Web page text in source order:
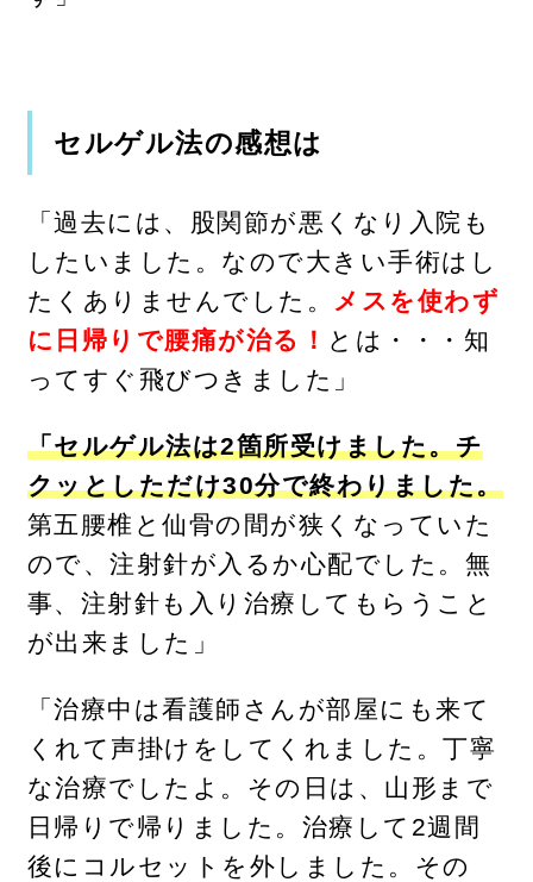
セルゲル法の感想は
「過去には、股関節が悪くなり入院も
したいました。なので大きい手術はし
たくありませんでした。
メスを使わず
に日帰りで腰痛が治る！ とは・・・知
ってすぐ飛びつきました」
「セルゲル法は2箇所受けました。チ
クッとしただけ30分で終わりました。
第五腰椎と仙骨の間が狭くなっていた
ので、注射針が入るか心配でした。無
事、注射針も入り治療してもらうこと
が出来ました」
「治療中は看護師さんが部屋にも来て
くれて声掛けをしてくれました。丁寧
な治療でしたよ。その日は、山形まで
日帰りで帰りました。治療して2週間
後にコルセットを外しました。その